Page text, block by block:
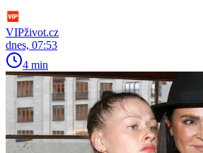
VIPživot.cz
dnes, 07:53
4 min